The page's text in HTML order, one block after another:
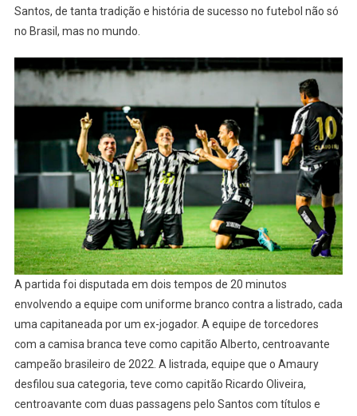
Santos, de tanta tradição e história de sucesso no futebol não só
no Brasil, mas no mundo.
A partida foi disputada em dois tempos de 20 minutos
envolvendo a equipe com uniforme branco contra a listrado, cada
uma capitaneada por um ex-jogador. A equipe de torcedores
com a camisa branca teve como capitão Alberto, centroavante
campeão brasileiro de 2022. A listrada, equipe que o Amaury
desfilou sua categoria, teve como capitão Ricardo Oliveira,
centroavante com duas passagens pelo Santos com títulos e